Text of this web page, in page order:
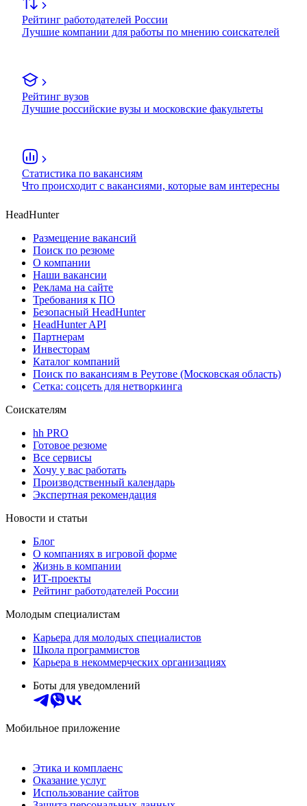
Рейтинг работодателей России
Лучшие компании для работы по мнению соискателей
Рейтинг вузов
Лучшие российские вузы и московские факультеты
Статистика по вакансиям
Что происходит с вакансиями, которые вам интересны
HeadHunter
Размещение вакансий
Поиск по резюме
О компании
Наши вакансии
Реклама на сайте
Требования к ПО
Безопасный HeadHunter
HeadHunter API
Партнерам
Инвесторам
Каталог компаний
Поиск по вакансиям в Реутове (Московская область)
Сетка: соцсеть для нетворкинга
Соискателям
hh PRO
Готовое резюме
Все сервисы
Хочу у вас работать
Производственный календарь
Экспертная рекомендация
Новости и статьи
Блог
О компаниях в игровой форме
Жизнь в компании
ИТ-проекты
Рейтинг работодателей России
Молодым специалистам
Карьера для молодых специалистов
Школа программистов
Карьера в некоммерческих организациях
Боты для уведомлений
Мобильное приложение
Этика и комплаенс
Оказание услуг
Использование сайтов